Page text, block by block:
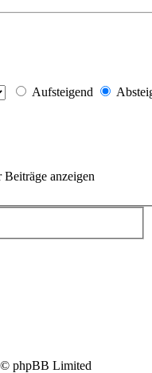
Aufsteigend
Beiträge anzeigen
phpBB Limited